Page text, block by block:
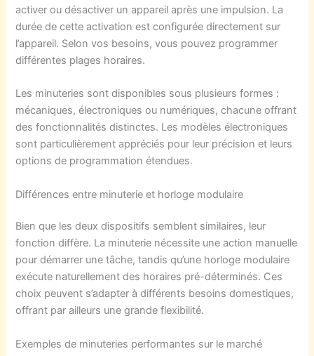
activer ou désactiver un appareil après une impulsion. La
durée de cette activation est configurée directement sur
l’appareil. Selon vos besoins, vous pouvez programmer
différentes plages horaires.
Les minuteries sont disponibles sous plusieurs formes :
mécaniques, électroniques ou numériques, chacune offrant
des fonctionnalités distinctes. Les modèles électroniques
sont particulièrement appréciés pour leur précision et leurs
options de programmation étendues.
Différences entre minuterie et horloge modulaire
Bien que les deux dispositifs semblent similaires, leur
fonction diffère. La minuterie nécessite une action manuelle
pour démarrer une tâche, tandis qu’une horloge modulaire
exécute naturellement des horaires pré-déterminés. Ces
choix peuvent s’adapter à différents besoins domestiques,
offrant par ailleurs une grande flexibilité.
Exemples de minuteries performantes sur le marché